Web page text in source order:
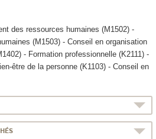
des ressources humaines (M1502) -
(M1503) - Conseil en organisation
- Formation professionnelle (K2111) -
être de la personne (K1103) - Conseil en